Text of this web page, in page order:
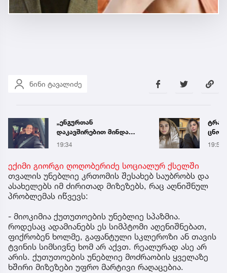
ნინი ტავალიძე
„ენგურთან
დაკავშირებით მინდა
ვთქვა...“ - გოგა მანიას
წინასწარმეტყველება
19:34 19:58
ექიმი გიორგი ღოღობერიძე სოციალურ ქსელში
თვალის უნებლიე კრთომის შესახებ საუბრობს და
ასახელებს იმ ძირითად მიზეზებს, რაც აღნიშნულ
პრობლემას იწვევს:
- მიოკიმია ქუთუთოების უნებლიე სპაზმია.
როდესაც ადამიანებს ეს სიმპტომი აღენიშნებათ,
ფიქრობენ ხოლმე, გაფანტული სკლეროზი ან თავის
ტვინის სიმსივნე ხომ არ აქვთ. რეალურად ასე არ
არის. ქუთუთოების უნებლიე მოძრაობის ყველაზე
ხშირი მიზეზები უფრო მარტივი რაღაცებია.